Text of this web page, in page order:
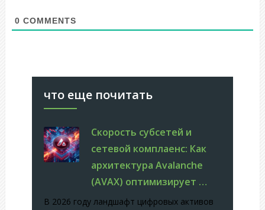
0 COMMENTS
что еще почитать
Скорость субсетей и
сетевой комплаенс: Как
архитектура Avalanche
(AVAX) оптимизирует …
В 2026 году ландшафт цифровых активов